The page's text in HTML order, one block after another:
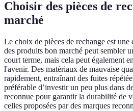
Choisir des pièces de
marché
Le choix de pièces de rechange est
des produits bon marché peut sembler
court terme, mais cela peut également
l'avenir. Des matériaux de mauvaise
rapidement, entraînant des fuites
préférable d’investir un peu plus dans
reconnue pour garantir la durabilité de
celles proposées par des marques